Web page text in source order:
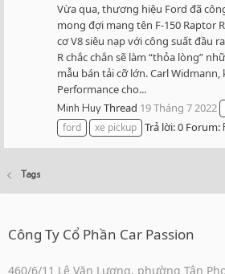
Vừa qua, thương hiệu Ford đã
mong đợi mang tên F-150 Raptor
cơ V8 siêu nạp với công suất đầu
R chắc chắn sẽ làm “thỏa lòng”
mẫu bán tải cỡ lớn. Carl
Performance cho...
Minh HuyThread 19 Tháng 7 2022
ford
xe pickup Trả lời: 0 Forum:
Tags
Công Ty Cổ Phần Car Passion
460/6/11 Lê Văn Lương, phường Tân